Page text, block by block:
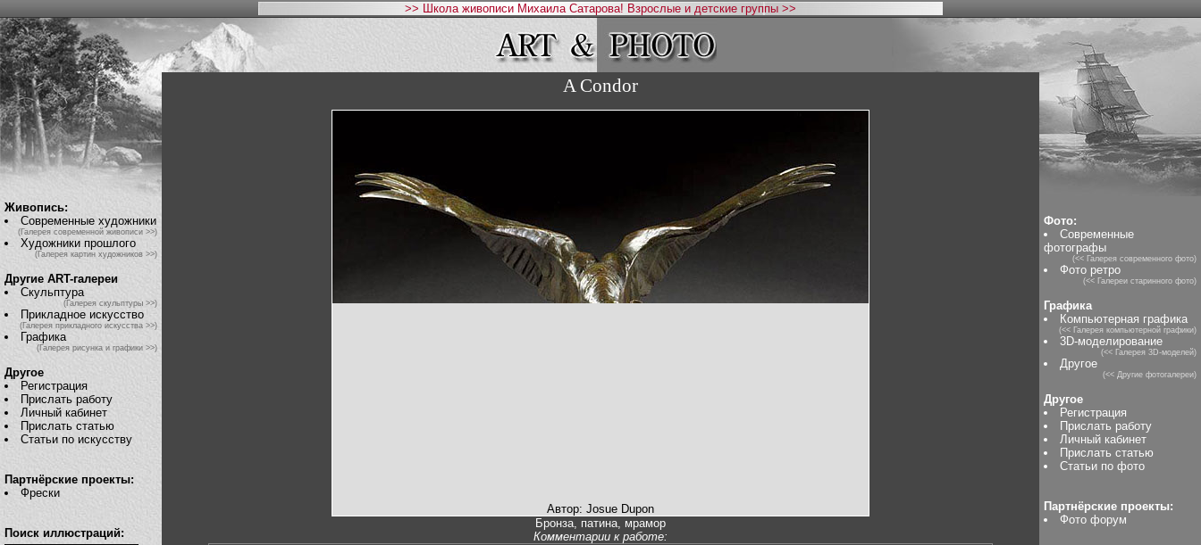
>> Школа живописи Михаила Сатарова! Взрослые и детские группы >>
Живопись:
Современные художники
(Галерея современной живописи >>)
Художники прошлого
(Галерея картин художников >>)
Другие ART-галереи
Скульптура
(Галерея скульптуры >>)
Прикладное искусство
(Галерея прикладного искусства >>)
Графика
(Галерея рисунка и графики >>)
Другое
Регистрация
Прислать работу
Личный кабинет
Прислать статью
Статьи по искусству
Партнёрские проекты:
Фрески
Поиск иллюстраций:
A Condor
Автор: Josue Dupon
Бронза, патина, мрамор
Комментарии к работе:
Фото:
Современные
фотографы
(<< Галерея современного фото)
Фото ретро
(<< Галереи старинного фото)
Графика
Компьютерная графика
(<< Галерея компьютерной графики)
3D-моделирование
(<< Галерея 3D-моделей)
Другое
(<< Другие фотогалереи)
Другое
Регистрация
Прислать работу
Личный кабинет
Прислать статью
Статьи по фото
Партнёрские проекты:
Фото форум